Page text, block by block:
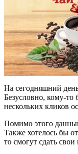
На сегодняшний
Безусловно, кому-то
нескольких кликов
Помимо этого
Также хотелось бы
то смогут сдать